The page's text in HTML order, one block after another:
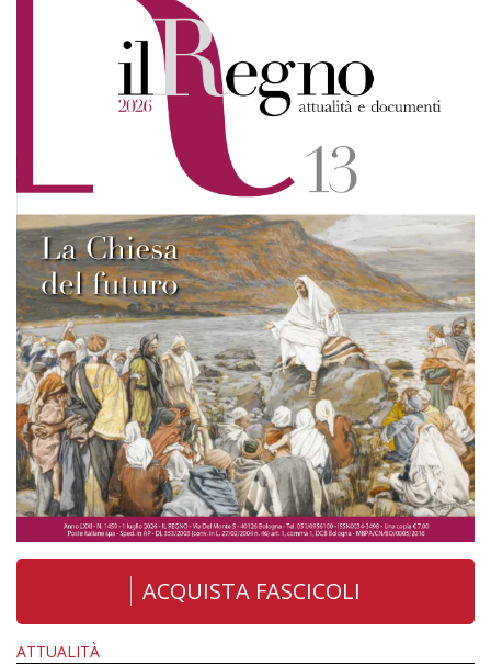
ACQUISTA FASCICOLI
ATTUALITÀ